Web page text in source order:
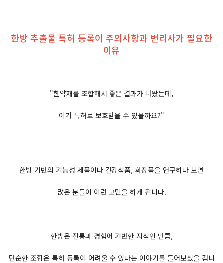
한방 추출물 특허 등록이 주의사항과 변리사가 필요한
이유
"한약재를 조합해서 좋은 결과가 나왔는데,
이거 특허로 보호받을 수 있을까요?"
한방 기반의 기능성 제품이나 건강식품, 화장품을 연구하다 보면
많은 분들이 이런 고민을 하게 됩니다.
한방은 전통과 경험에 기반한 지식인 만큼,
단순한 조합은 특허 등록이 어려울 수 있다는 이야기를 들어보셨을 겁니